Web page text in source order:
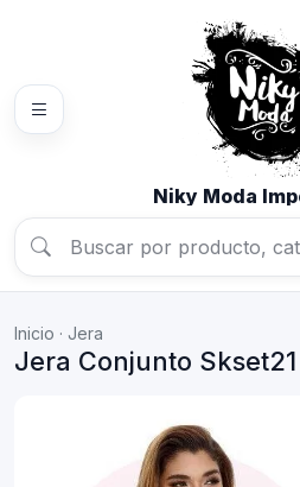
Niky Moda
Inicio · Jera
Jera Conjunto Skset21